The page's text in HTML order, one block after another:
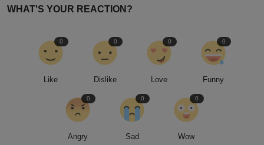
WHAT'S YOUR REACTION?
Like
0
Dislike
0
Love
0
Funny
0
Angry
0
Sad
0
Wow
0